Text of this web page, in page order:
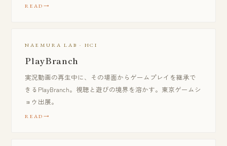
READ
NAEMURA LAB · HCI
PlayBranch
実況動画の再生中に、その場面からゲームプレイを継承で
きるPlayBranch。視聴と遊びの境界を溶かす。東京ゲームシ
ョウ出展。
READ